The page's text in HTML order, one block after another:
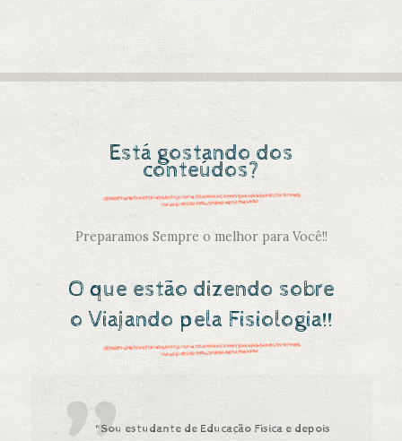
Está gostando dos
conteúdos?
Preparamos Sempre o melhor para Você!!
O que estão dizendo sobre
o Viajando pela Fisiologia!!
"Sou estudante de Educação Física e depois